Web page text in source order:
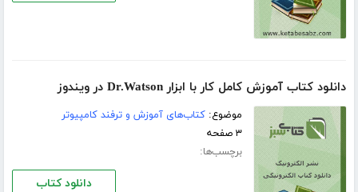
دانلود کتاب آموزش کامل کار با ابزار Dr.Watson در ویندوز
موضوع:کتاب‌های آموزش و ترفند کامپیوتر
۳ صفحه
برچسب‌ها:
دانلود کتاب